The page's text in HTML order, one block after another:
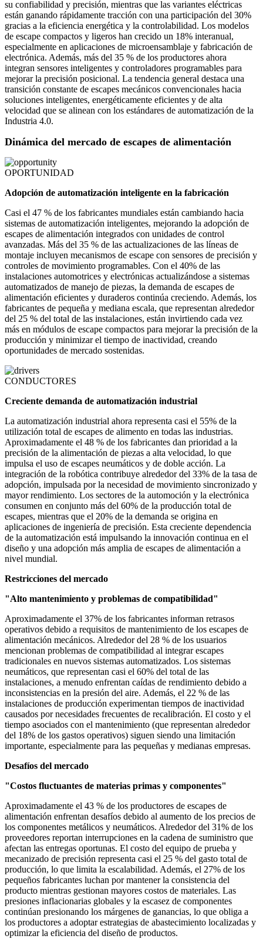
su confiabilidad y precisión, mientras que las variantes eléctricas
están ganando rápidamente tracción con una participación del 30%
gracias a la eficiencia energética y la controlabilidad. Los modelos
de escape compactos y ligeros han crecido un 18% interanual,
especialmente en aplicaciones de microensamblaje y fabricación de
electrónica. Además, más del 35 % de los productores ahora
integran sensores inteligentes y controladores programables para
mejorar la precisión posicional. La tendencia general destaca una
transición constante de escapes mecánicos convencionales hacia
soluciones inteligentes, energéticamente eficientes y de alta
velocidad que se alinean con los estándares de automatización de la
Industria 4.0.
Dinámica del mercado de escapes de alimentación
OPORTUNIDAD
Adopción de automatización inteligente en la fabricación
Casi el 47 % de los fabricantes mundiales están cambiando hacia
sistemas de automatización inteligentes, mejorando la adopción de
escapes de alimentación integrados con unidades de control
avanzadas. Más del 35 % de las actualizaciones de las líneas de
montaje incluyen mecanismos de escape con sensores de precisión y
controles de movimiento programables. Con el 40% de las
instalaciones automotrices y electrónicas actualizándose a sistemas
automatizados de manejo de piezas, la demanda de escapes de
alimentación eficientes y duraderos continúa creciendo. Además, los
fabricantes de pequeña y mediana escala, que representan alrededor
del 25 % del total de las instalaciones, están invirtiendo cada vez
más en módulos de escape compactos para mejorar la precisión de la
producción y minimizar el tiempo de inactividad, creando
oportunidades de mercado sostenidas.
CONDUCTORES
Creciente demanda de automatización industrial
La automatización industrial ahora representa casi el 55% de la
utilización total de escapes de alimento en todas las industrias.
Aproximadamente el 48 % de los fabricantes dan prioridad a la
precisión de la alimentación de piezas a alta velocidad, lo que
impulsa el uso de escapes neumáticos y de doble acción. La
integración de la robótica contribuye alrededor del 33% de la tasa de
adopción, impulsada por la necesidad de movimiento sincronizado y
mayor rendimiento. Los sectores de la automoción y la electrónica
consumen en conjunto más del 60% de la producción total de
escapes, mientras que el 20% de la demanda se origina en
aplicaciones de ingeniería de precisión. Esta creciente dependencia
de la automatización está impulsando la innovación continua en el
diseño y una adopción más amplia de escapes de alimentación a
nivel mundial.
Restricciones del mercado
"Alto mantenimiento y problemas de compatibilidad"
Aproximadamente el 37% de los fabricantes informan retrasos
operativos debido a requisitos de mantenimiento de los escapes de
alimentación mecánicos. Alrededor del 28 % de los usuarios
mencionan problemas de compatibilidad al integrar escapes
tradicionales en nuevos sistemas automatizados. Los sistemas
neumáticos, que representan casi el 60% del total de las
instalaciones, a menudo enfrentan caídas de rendimiento debido a
inconsistencias en la presión del aire. Además, el 22 % de las
instalaciones de producción experimentan tiempos de inactividad
causados ​​por necesidades frecuentes de recalibración. El costo y el
tiempo asociados con el mantenimiento (que representan alrededor
del 18% de los gastos operativos) siguen siendo una limitación
importante, especialmente para las pequeñas y medianas empresas.
Desafíos del mercado
"Costos fluctuantes de materias primas y componentes"
Aproximadamente el 43 % de los productores de escapes de
alimentación enfrentan desafíos debido al aumento de los precios de
los componentes metálicos y neumáticos. Alrededor del 31% de los
proveedores reportan interrupciones en la cadena de suministro que
afectan las entregas oportunas. El costo del equipo de prueba y
mecanizado de precisión representa casi el 25 % del gasto total de
producción, lo que limita la escalabilidad. Además, el 27% de los
pequeños fabricantes luchan por mantener la consistencia del
producto mientras gestionan mayores costos de materiales. Las
presiones inflacionarias globales y la escasez de componentes
continúan presionando los márgenes de ganancias, lo que obliga a
los productores a adoptar estrategias de abastecimiento localizadas y
optimizar la eficiencia del diseño de productos.